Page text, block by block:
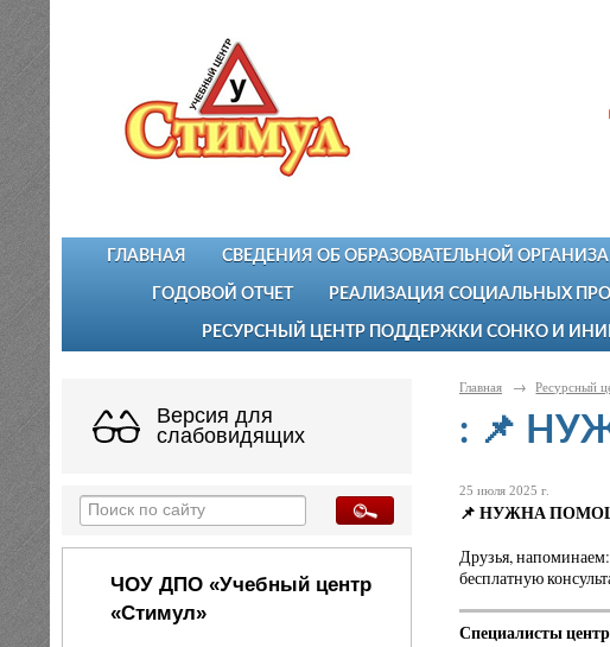
ГЛАВНАЯ СВЕДЕНИЯ ОБ ОБРАЗОВАТЕЛЬНОЙ
ГОДОВОЙ ОТЧЕТ РЕАЛИЗАЦИЯ СОЦИАЛЬНЫХ
РЕСУРСНЫЙ ЦЕНТР ПОДДЕРЖКИ СОНКО И
Версия для
слабовидящих
ЧОУ ДПО «Учебный центр
«Стимул»
Главная → Ресурсный
: 📌
25 июля 2025 г.
📌 НУЖНА
Друзья,
бесплатную
Специалисты